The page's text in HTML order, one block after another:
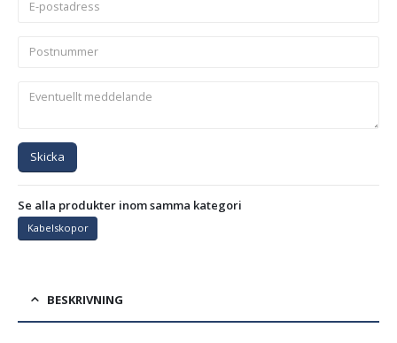
Skicka
Se alla produkter inom samma kategori
Kabelskopor
BESKRIVNING